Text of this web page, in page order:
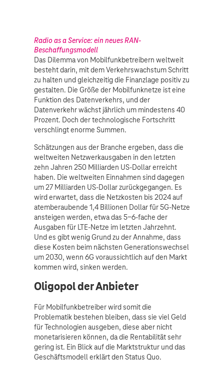
Radio as a Service: ein neues RAN-
Beschaffungsmodell
Das Dilemma von Mobilfunkbetreibern weltweit
besteht darin, mit dem Verkehrswachstum Schritt
zu halten und gleichzeitig die Finanzlage positiv zu
gestalten. Die Größe der Mobilfunknetze ist eine
Funktion des Datenverkehrs, und der
Datenverkehr wächst jährlich um mindestens 40
Prozent. Doch der technologische Fortschritt
verschlingt enorme Summen.
Schätzungen aus der Branche ergeben, dass die
weltweiten Netzwerkausgaben in den letzten
zehn Jahren 250 Milliarden US-Dollar erreicht
haben. Die weltweiten Einnahmen sind dagegen
um 27 Milliarden US-Dollar zurückgegangen. Es
wird erwartet, dass die Netzkosten bis 2024 auf
atemberaubende 1,4 Billionen Dollar für 5G-Netze
ansteigen werden, etwa das 5-6-fache der
Ausgaben für LTE-Netze im letzten Jahrzehnt.
Und es gibt wenig Grund zu der Annahme, dass
diese Kosten beim nächsten Generationswechsel
um 2030, wenn 6G voraussichtlich auf den Markt
kommen wird, sinken werden.
Oligopol der Anbieter
Für Mobilfunkbetreiber wird somit die
Problematik bestehen bleiben, dass sie viel Geld
für Technologien ausgeben, diese aber nicht
monetarisieren können, da die Rentabilität sehr
gering ist. Ein Blick auf die Marktstruktur und das
Geschäftsmodell erklärt den Status Quo.